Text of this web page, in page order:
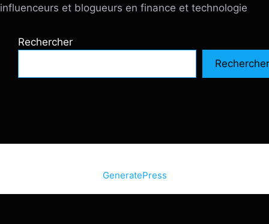
influenceurs et blogueurs en finance et technologie
Rechercher
Rechercher
GeneratePress